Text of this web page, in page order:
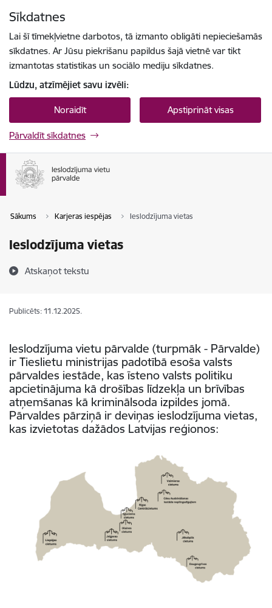
Sīkdatnes
Lai šī tīmekļvietne darbotos, tā izmanto obligāti nepieciešamās
sīkdatnes. Ar Jūsu piekrišanu papildus šajā vietnē var tikt
izmantotas statistikas un sociālo mediju sīkdatnes.
Lūdzu, atzīmējiet savu izvēli:
Noraidīt Apstiprināt visas
Pārvaldīt sīkdatnes
Sākums Karjeras iespējas Ieslodzījuma vietas
Ieslodzījuma vietas
Atskaņot tekstu
Publicēts: 11.12.2025.
Ieslodzījuma vietu pārvalde (turpmāk - Pārvalde)
ir Tieslietu ministrijas padotībā esoša valsts
pārvaldes iestāde, kas īsteno valsts politiku
apcietinājuma kā drošības līdzekļa un brīvības
atņemšanas kā kriminālsoda izpildes jomā.
Pārvaldes pārziņā ir deviņas ieslodzījuma vietas,
kas izvietotas dažādos Latvijas reģionos: